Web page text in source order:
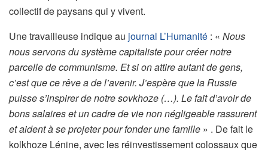
collectif de paysans qui y vivent.
Une travailleuse indique au journal L’Humanité : « Nous
nous servons du système capitaliste pour créer notre
parcelle de communisme. Et si on attire autant de gens,
c’est que ce rêve a de l’avenir. J’espère que la Russie
puisse s’inspirer de notre sovkhoze (…). Le fait d’avoir de
bons salaires et un cadre de vie non négligeable rassurent
et aident à se projeter pour fonder une famille » . De fait le
kolkhoze Lénine, avec les réinvestissement colossaux que